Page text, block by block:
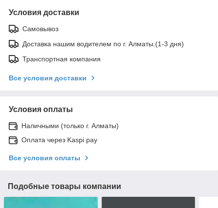
Условия доставки
Самовывоз
Доставка нашим водителем по г. Алматы.(1-3 дня)
Транспортная компания
Все условия доставки
Условия оплаты
Наличными (только г. Алматы)
Оплата через Kaspi pay
Все условия оплаты
Подобные товары компании